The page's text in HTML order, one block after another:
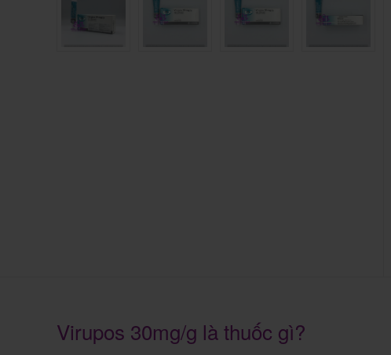
Virupos 30mg/g là thuốc gì?